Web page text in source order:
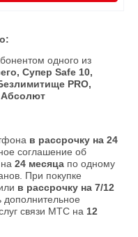
одного из
Супер Safe 10,
PRO,
Абсолют
в рассрочку на 24
соглашение об
24 месяца по одному
При покупке
в рассрочку на 7/12
дополнительное
связи МТС на 12